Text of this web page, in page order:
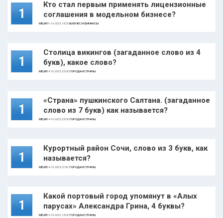
1
Кто стал первым применять лицензионные
соглашения в модельном бизнесе?
MELKIY6-10-2023, 18:23 |БИЗНЕС И ФИНАНСЫ
1
Столица викингов (загаданное слово из 4
букв), какое слово?
MELKIY4-10-2023, 23:58 |ГОРОДА И СТРАНЫ
1
«Страна» пушкинского Салтана. (загаданное
слово из 7 букв) как называется?
MELKIY4-10-2023, 23:58 |ГОРОДА И СТРАНЫ
1
Курортный район Сочи, слово из 3 букв, как
называется?
MELKIY4-10-2023, 22:36 |ГОРОДА И СТРАНЫ
1
Какой портовый город упомянут в «Алых
парусах» Александра Грина, 4 буквы?
MELKIY4-10-2023, 18:08 |ГОРОДА И СТРАНЫ